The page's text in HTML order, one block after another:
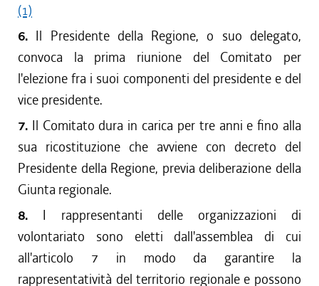
(1)
6. Il Presidente della Regione, o suo delegato,
convoca la prima riunione del Comitato per
l'elezione fra i suoi componenti del presidente e del
vice presidente.
7. Il Comitato dura in carica per tre anni e fino alla
sua ricostituzione che avviene con decreto del
Presidente della Regione, previa deliberazione della
Giunta regionale.
8. I rappresentanti delle organizzazioni di
volontariato sono eletti dall'assemblea di cui
all'articolo 7 in modo da garantire la
rappresentatività del territorio regionale e possono